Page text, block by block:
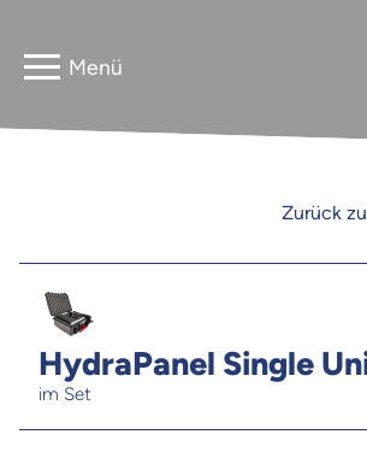
PG3 NEO
FLEXline
Gebrauchtverkauf
Kontakt
Zurück
HydraPanel Single
im Set